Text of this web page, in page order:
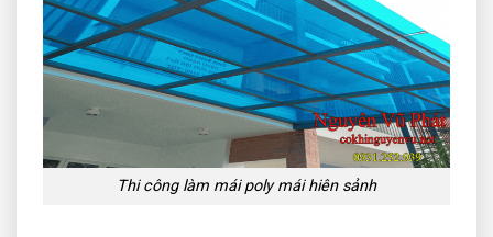
Thi công làm mái poly mái hiên sảnh